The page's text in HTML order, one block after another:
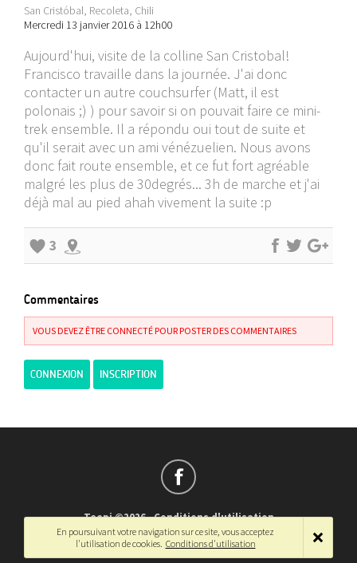
San Cristóbal, Recoleta, Chili
Mercredi 13 janvier 2016 à 12h00
Aujourd'hui, visite de la colline San Cristobal!
Francisco travaille dans la journée. J'ai donc
contacter un autre couchsurfer (Matt, il est
polonais ;) ) pour savoir si on pouvait faire ce mini-
trek ensemble. Il a répondu oui tout de suite et
qu'il serait avec un ami vénézuelien. Nous avons
donc fait route ensemble, et ce fut fort agréable
malgré les plus de 30degrés... 3h de marche et j'ai
déjà mal au pied ahah vivement la suite :p
3
Commentaires
VOUS DEVEZ ÊTRE CONNECTÉ POUR POSTER DES COMMENTAIRES
CONNEXION INSCRIPTION
Teepi ©2026-Conditions d'utilisation
Français-English
En poursuivant votre navigation sur ce site, vous acceptez
l'utilisation de cookies. Conditions d'utilisation